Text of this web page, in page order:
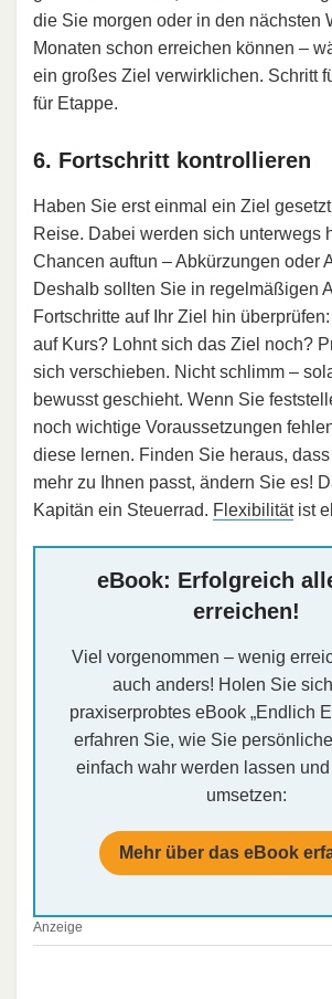
die Sie morgen oder in den nächsten
Monaten schon erreichen können –
ein großes Ziel verwirklichen. Schritt
für Etappe.
6. Fortschritt kontrollieren
Haben Sie erst einmal ein Ziel
Reise. Dabei werden sich unterwegs
Chancen auftun – Abkürzungen oder
Deshalb sollten Sie in regelmäßigen
Fortschritte auf Ihr Ziel hin
auf Kurs? Lohnt sich das Ziel noch?
sich verschieben. Nicht schlimm –
bewusst geschieht. Wenn Sie
noch wichtige Voraussetzungen
diese lernen. Finden Sie heraus,
mehr zu Ihnen passt, ändern Sie es!
Kapitän ein Steuerrad. Flexibilitätist
eBook: Erfolgreich
erreichen!
Viel vorgenommen – wenig
auch anders! Holen Sie
praxiserprobtes eBook „Endlich
erfahren Sie, wie Sie
einfach wahr werden lassen
umsetzen:
Mehr über das eBook
Anzeige